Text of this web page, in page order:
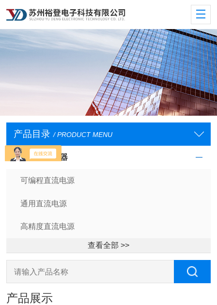
产品目录 / PRODUCT MENU
直流电源供应器
可编程直流电源
通用直流电源
高精度直流电源
查看全部 >>
产品展示